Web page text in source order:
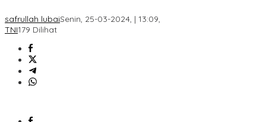
safrullah lubaiSenin, 25-03-2024, | 13:09,
TNI179 Dilihat